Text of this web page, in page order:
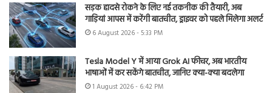
सड़क हादसे रोकने के लिए नई तकनीक की तैयारी, अब
गाड़ियां आपस में करेंगी बातचीत, ड्राइवर को पहले मिलेगा अलर्ट
6 August 2026 - 5:33 PM
Tesla Model Y में आया Grok AI फीचर, अब भारतीय
भाषाओं में कर सकेंगे बातचीत, जानिए क्या-क्या बदलेगा
1 August 2026 - 6:42 PM